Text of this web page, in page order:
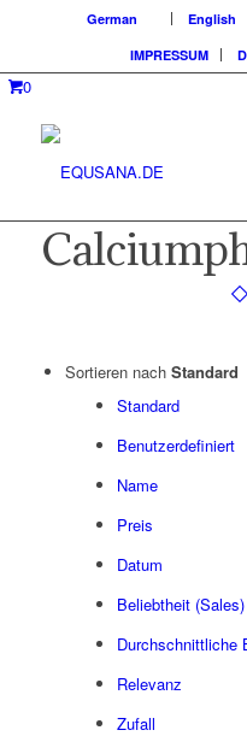
German English
IMPRESSUM
0
Sortieren nach Standard
Standard
Benutzerdefiniert
Name
Preis
Datum
Beliebtheit (Sales)
Durchschnittliche
Relevanz
Zufall